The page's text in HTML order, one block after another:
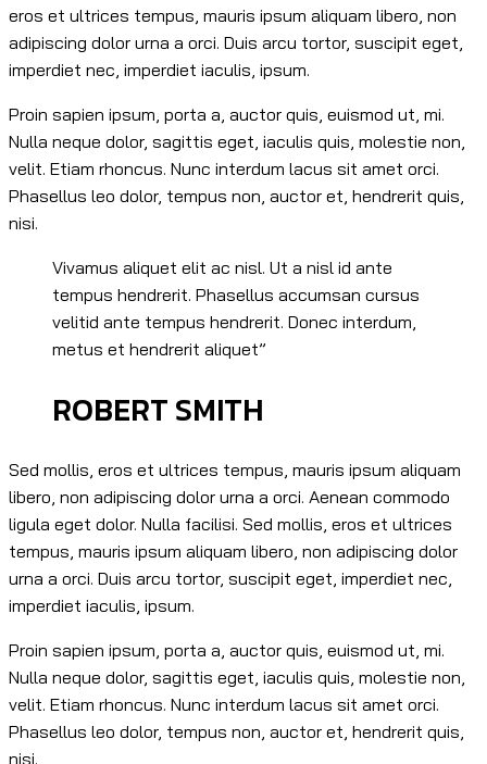
eros et ultrices tempus, mauris ipsum aliquam libero, non
adipiscing dolor urna a orci. Duis arcu tortor, suscipit eget,
imperdiet nec, imperdiet iaculis, ipsum.
Proin sapien ipsum, porta a, auctor quis, euismod ut, mi.
Nulla neque dolor, sagittis eget, iaculis quis, molestie non,
velit. Etiam rhoncus. Nunc interdum lacus sit amet orci.
Phasellus leo dolor, tempus non, auctor et, hendrerit quis,
nisi.
Vivamus aliquet elit ac nisl. Ut a nisl id ante
tempus hendrerit. Phasellus accumsan cursus
velitid ante tempus hendrerit. Donec interdum,
metus et hendrerit aliquet”
ROBERT SMITH
Sed mollis, eros et ultrices tempus, mauris ipsum aliquam
libero, non adipiscing dolor urna a orci. Aenean commodo
ligula eget dolor. Nulla facilisi. Sed mollis, eros et ultrices
tempus, mauris ipsum aliquam libero, non adipiscing dolor
urna a orci. Duis arcu tortor, suscipit eget, imperdiet nec,
imperdiet iaculis, ipsum.
Proin sapien ipsum, porta a, auctor quis, euismod ut, mi.
Nulla neque dolor, sagittis eget, iaculis quis, molestie non,
velit. Etiam rhoncus. Nunc interdum lacus sit amet orci.
Phasellus leo dolor, tempus non, auctor et, hendrerit quis,
nisi.